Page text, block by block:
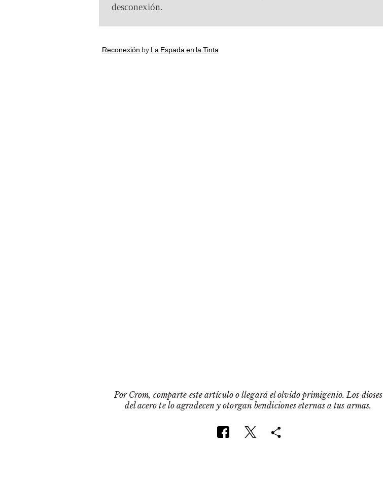
desconexión.
Reconexión by La Espada en la Tinta
Por Crom, comparte este artículo o llegará el olvido primigenio. Los dioses
del acero te lo agradecen y otorgan bendiciones eternas a tus armas.